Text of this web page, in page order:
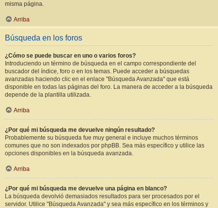
misma página.
Arriba
Búsqueda en los foros
¿Cómo se puede buscar en uno o varios foros?
Introduciendo un término de búsqueda en el campo correspondiente del
buscador del índice, foro o en los temas. Puede acceder a búsquedas
avanzadas haciendo clic en el enlace "Búsqueda Avanzada" que está
disponible en todas las páginas del foro. La manera de acceder a la búsqueda
depende de la plantilla utilizada.
Arriba
¿Por qué mi búsqueda me devuelve ningún resultado?
Probablemente su búsqueda fue muy general e incluye muchos términos
comunes que no son indexados por phpBB. Sea más específico y utilice las
opciones disponibles en la búsqueda avanzada.
Arriba
¿Por qué mi búsqueda me devuelve una página en blanco?
La búsqueda devolvió demasiados resultados para ser procesados por el
servidor. Utilice "Búsqueda Avanzada" y sea más específico en los términos y